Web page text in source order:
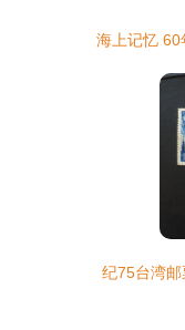
纪75台湾